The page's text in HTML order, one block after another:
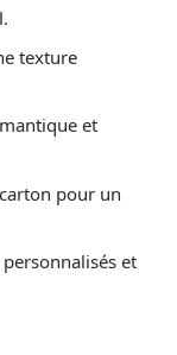
texture
et
pour un
et